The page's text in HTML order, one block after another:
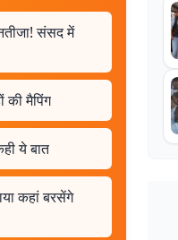
संसद में
की मैपिंग
ये बात
कहां बरसेंगे